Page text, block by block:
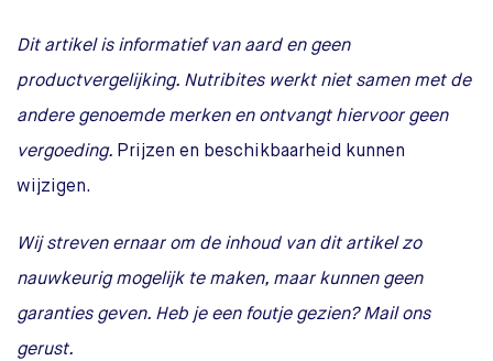
Dit artikel is informatief van aard en geen
productvergelijking. Nutribites werkt niet samen met de
andere genoemde merken en ontvangt hiervoor geen
vergoeding. Prijzen en beschikbaarheid kunnen
wijzigen.
Wij streven ernaar om de inhoud van dit artikel zo
nauwkeurig mogelijk te maken, maar kunnen geen
garanties geven. Heb je een foutje gezien? Mail ons
gerust.